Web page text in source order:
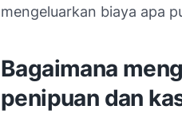
mengeluarkan biaya apa
Bagaimana
penipuan dan